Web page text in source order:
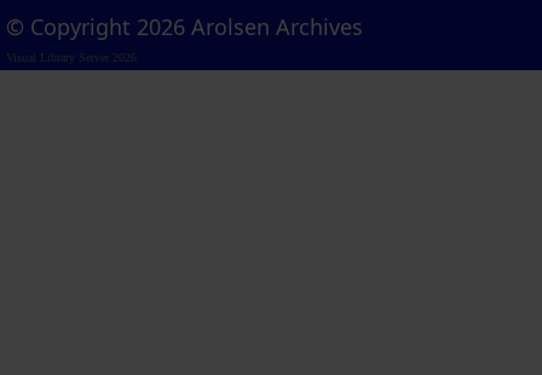
© Copyright 2026 Arolsen Archives
Visual Library Server 2026